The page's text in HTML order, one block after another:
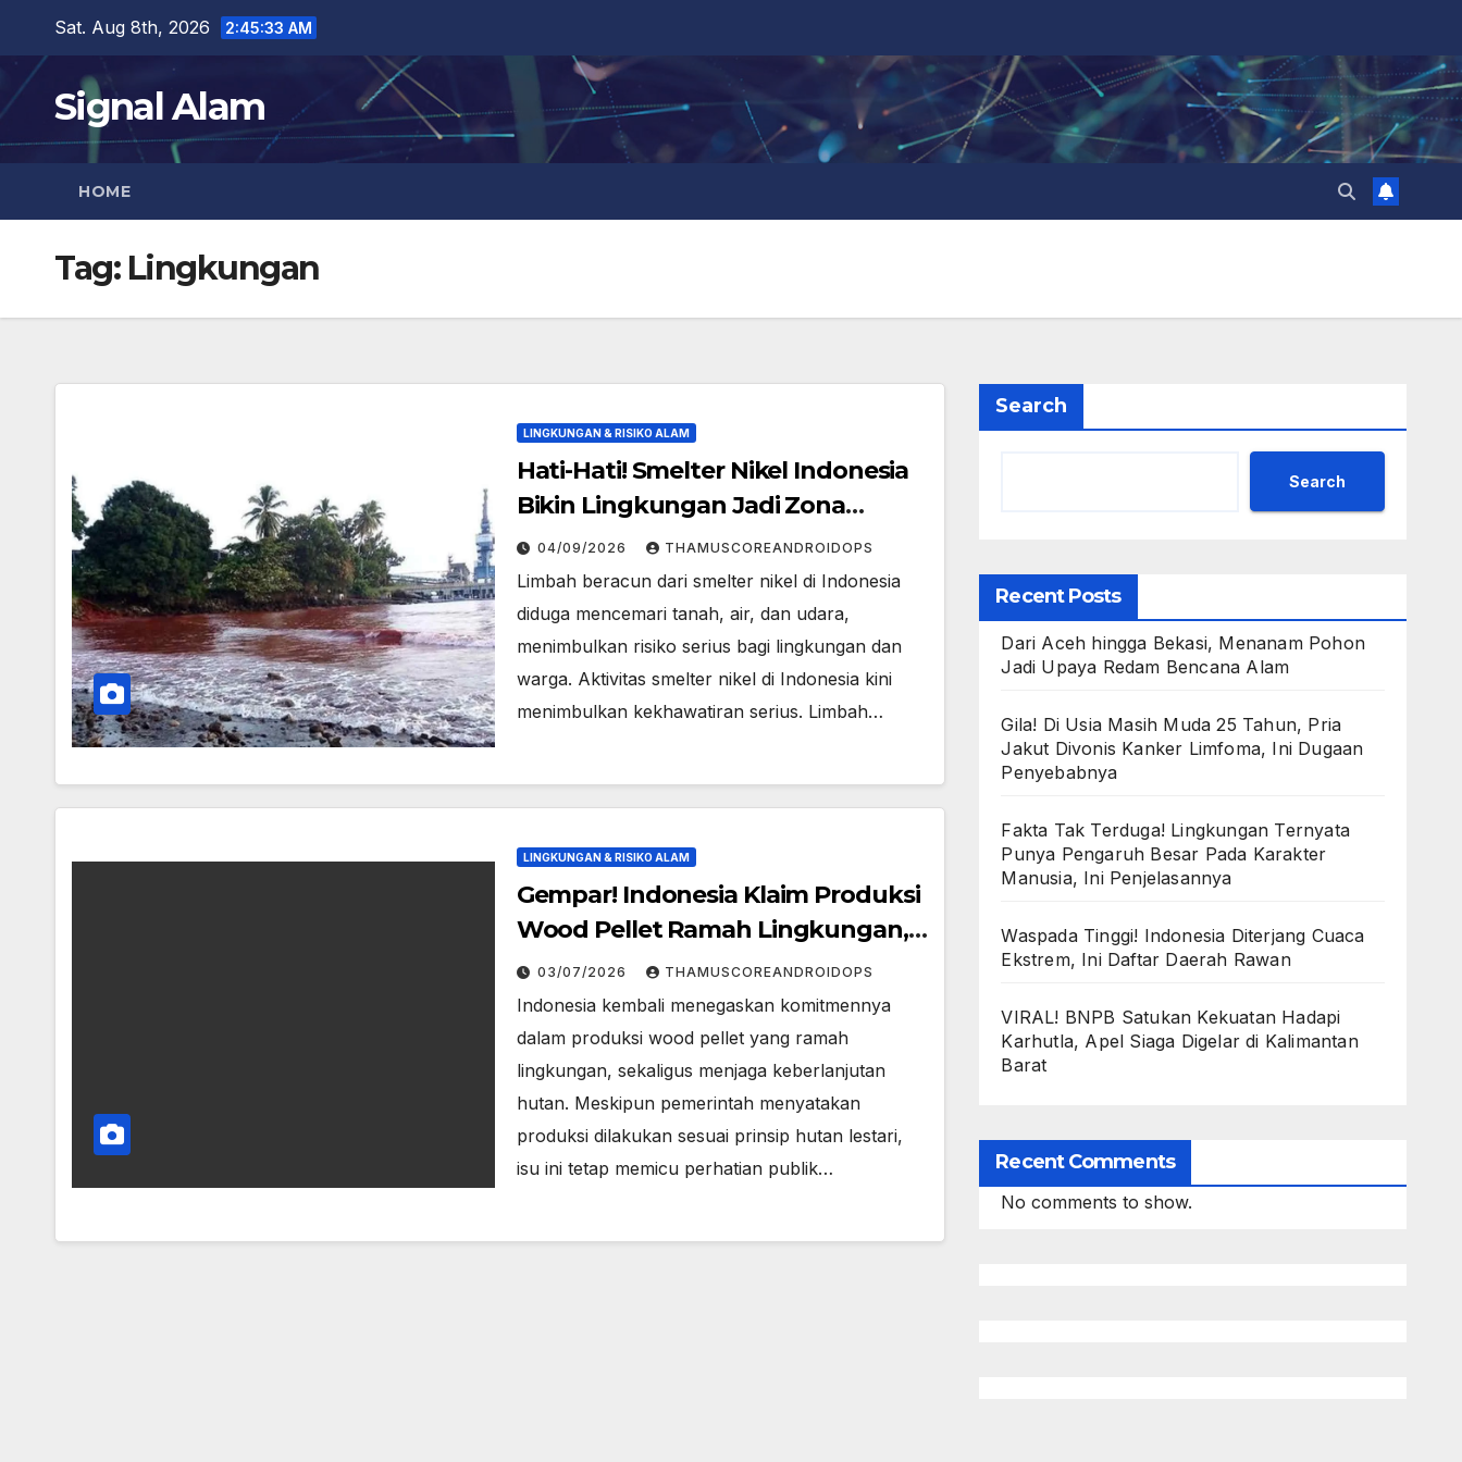
content
Sat. Aug 8th, 2026 2:45:34 AM
Signal Alam
HOME
Tag: Lingkungan
LINGKUNGAN & RISIKO ALAM
Hati-Hati! Smelter Nikel Indonesia
Bikin Lingkungan Jadi Zona
Berbahaya!
04/09/2026 THAMUSCOREANDROIDOPS
Limbah beracun dari smelter nikel di Indonesia
diduga mencemari tanah, air, dan udara,
menimbulkan risiko serius bagi lingkungan dan
warga. Aktivitas smelter nikel di Indonesia kini
menimbulkan kekhawatiran serius. Limbah…
LINGKUNGAN & RISIKO ALAM
Gempar! Indonesia Klaim Produksi
Wood Pellet Ramah Lingkungan,
Benarkah?
03/07/2026 THAMUSCOREANDROIDOPS
Indonesia kembali menegaskan komitmennya
dalam produksi wood pellet yang ramah
lingkungan, sekaligus menjaga keberlanjutan
hutan. Meskipun pemerintah menyatakan
produksi dilakukan sesuai prinsip hutan lestari,
isu ini tetap memicu perhatian publik…
Search
Search
Recent Posts
Dari Aceh hingga Bekasi, Menanam Pohon
Jadi Upaya Redam Bencana Alam
Gila! Di Usia Masih Muda 25 Tahun, Pria
Jakut Divonis Kanker Limfoma, Ini Dugaan
Penyebabnya
Fakta Tak Terduga! Lingkungan Ternyata
Punya Pengaruh Besar Pada Karakter
Manusia, Ini Penjelasannya
Waspada Tinggi! Indonesia Diterjang Cuaca
Ekstrem, Ini Daftar Daerah Rawan
VIRAL! BNPB Satukan Kekuatan Hadapi
Karhutla, Apel Siaga Digelar di Kalimantan
Barat
Recent Comments
No comments to show.